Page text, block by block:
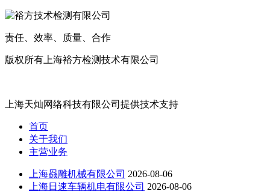
责任、效率、质量、合作
版权所有上海裕方检测技术有限公司
上海天灿网络科技有限公司提供技术支持
首页
关于我们
主营业务
上海赑雕机械有限公司 2026-08-06
上海日速车辆机电有限公司 2026-08-06